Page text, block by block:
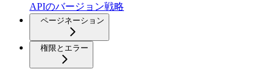
APIのバージョン戦略
ページネーション
権限とエラー